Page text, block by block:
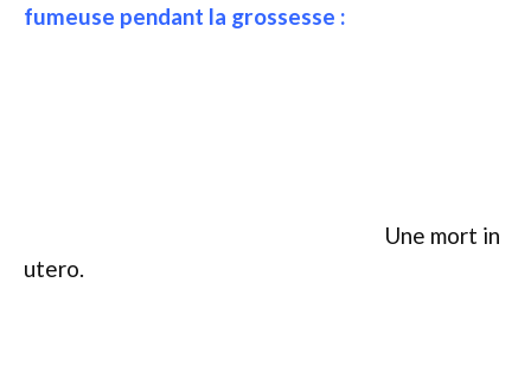
fumeuse pendant la grossesse :
Une mort in
utero.